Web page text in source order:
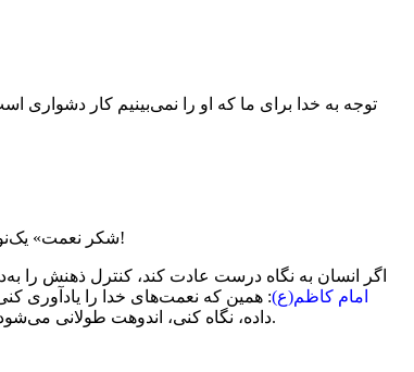
توجه به خدا برای ما که او را نمی‌بینیم کار دشواری
«شکر نعمت» یک‌نوع تمرین کنترل ذهن و مثبت‌اندیشی است، چرا باید نگاه ما به «نیمه‌ی پر لیوان» باشد؟ برای اینکه همیشه حالت خوب باشد؛ مدام به نعمتهایت نگاه کن!
اگر انسان به نگاه درست عادت کند، کنترل ذهنش را
امام کاظم(ع): همین که نعمت‌های خدا را
داده، نگاه کنی، اندوهت طولانی می‌شود. وقتی به تو خوش گذشته و خدا را شکر می‌کنی، این قیمتش بالاتر از صبر در بلاست. برای اینکه همیشه حالت خوب باشد؛ مدام به نعمت‌هایت نگاه کن.